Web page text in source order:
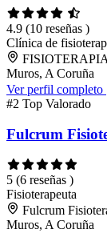
4.9 (10 reseñas )
Clínica de
Muros, A Coruña
Ver perfil completo
#2 Top Valorado
Fulcrum
5 (6 reseñas )
Fisioterapeuta
Fulcrum
Muros, A Coruña